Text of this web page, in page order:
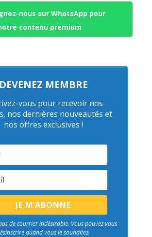
nous sur WhatsApp pour
contenu premium
DEVENEZ MEMBRE
vous pour recevoir nos
nos dernières nouveautés et
nos offres exclusives !
de courrier indésirable. Vous pouvez vous
quand vous le souhaitez.